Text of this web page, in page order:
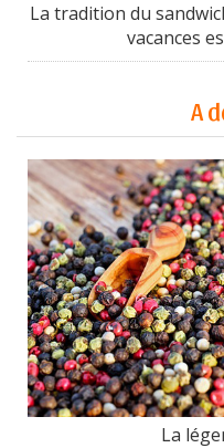
La tradition du
vacances
A
La